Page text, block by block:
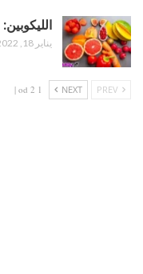
يناير 18, 2022
NEXT
1 od 2 |